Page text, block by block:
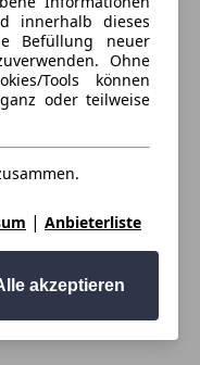
innerhalb dieses
Befüllung neuer
Ohne
Tools können
oder teilweise
| Anbieterliste
akzeptieren